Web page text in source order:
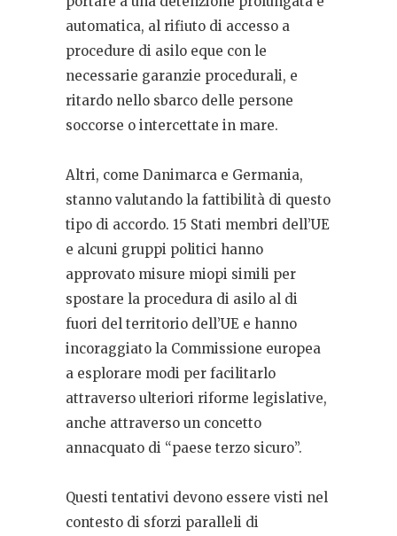
automatica, al rifiuto di accesso a
procedure di asilo eque con le
necessarie garanzie procedurali, e
ritardo nello sbarco delle persone
soccorse o intercettate in mare.
Altri, come Danimarca e Germania,
stanno valutando la fattibilità di questo
tipo di accordo. 15 Stati membri dell’UE
e alcuni gruppi politici hanno
approvato misure miopi simili per
spostare la procedura di asilo al di
fuori del territorio dell’UE e hanno
incoraggiato la Commissione europea
a esplorare modi per facilitarlo
attraverso ulteriori riforme legislative,
anche attraverso un concetto
annacquato di “paese terzo sicuro”.
Questi tentativi devono essere visti nel
contesto di sforzi paralleli di